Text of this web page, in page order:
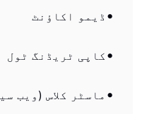
ڈیمو اکاؤنٹ
کاپی ٹریڈنگ ٹول
ماسٹر کلاس (ویب